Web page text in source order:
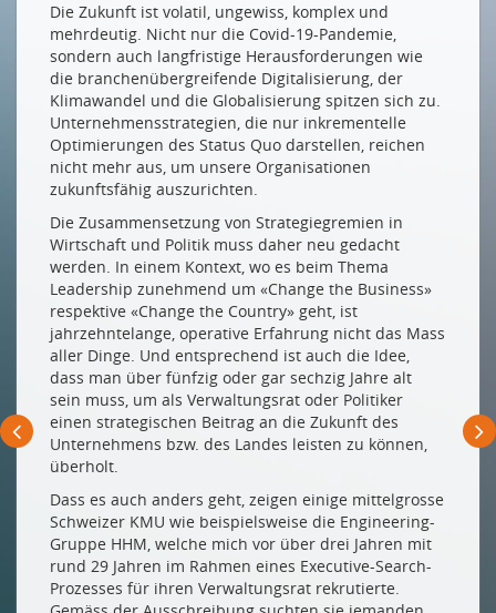
Die Zukunft ist volatil, ungewiss, komplex und
mehrdeutig. Nicht nur die Covid-19-Pandemie,
sondern auch langfristige Herausforderungen wie
die branchenübergreifende Digitalisierung, der
Klimawandel und die Globalisierung spitzen sich zu.
Unternehmensstrategien, die nur inkrementelle
Optimierungen des Status Quo darstellen, reichen
nicht mehr aus, um unsere Organisationen
zukunftsfähig auszurichten.
Die Zusammensetzung von Strategiegremien in
Wirtschaft und Politik muss daher neu gedacht
werden. In einem Kontext, wo es beim Thema
Leadership zunehmend um «Change the Business»
respektive «Change the Country» geht, ist
jahrzehntelange, operative Erfahrung nicht das Mass
aller Dinge. Und entsprechend ist auch die Idee,
dass man über fünfzig oder gar sechzig Jahre alt
sein muss, um als Verwaltungsrat oder Politiker
einen strategischen Beitrag an die Zukunft des
Unternehmens bzw. des Landes leisten zu können,
überholt.
Dass es auch anders geht, zeigen einige mittelgrosse
Schweizer KMU wie beispielsweise die Engineering-
Gruppe HHM, welche mich vor über drei Jahren mit
rund 29 Jahren im Rahmen eines Executive-Search-
Prozesses für ihren Verwaltungsrat rekrutierte.